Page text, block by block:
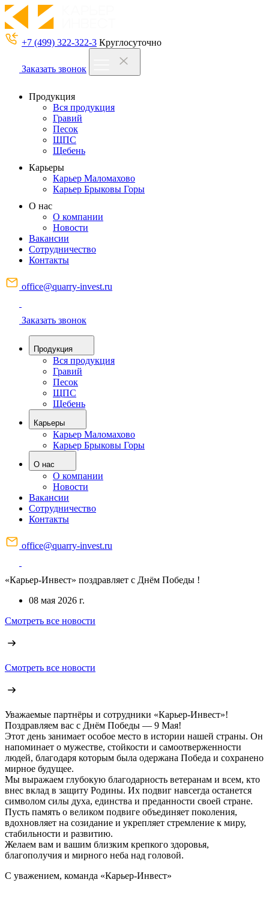
+7 (499) 322-322-3 Круглосуточно
Заказать звонок
Продукция
Вся продукция
Гравий
Песок
ЩПС
Щебень
Карьеры
Карьер Маломахово
Карьер Брыковы Горы
О нас
О компании
Новости
Вакансии
Сотрудничество
Контакты
office@quarry-invest.ru
Заказать звонок
Продукция
Вся продукция
Гравий
Песок
ЩПС
Щебень
Карьеры
Карьер Маломахово
Карьер Брыковы Горы
О нас
О компании
Новости
Вакансии
Сотрудничество
Контакты
office@quarry-invest.ru
«Карьер-Инвест» поздравляет с Днём Победы !
08 мая 2026 г.
Смотреть все новости
Смотреть все новости
Уважаемые партнёры и сотрудники «Карьер-Инвест»!
Поздравляем вас с Днём Победы — 9 Мая!
Этот день занимает особое место в истории нашей страны. Он
напоминает о мужестве, стойкости и самоотверженности
людей, благодаря которым была одержана Победа и сохранено
мирное будущее.
Мы выражаем глубокую благодарность ветеранам и всем, кто
внес вклад в защиту Родины. Их подвиг навсегда останется
символом силы духа, единства и преданности своей стране.
Пусть память о великом подвиге объединяет поколения,
вдохновляет на созидание и укрепляет стремление к миру,
стабильности и развитию.
Желаем вам и вашим близким крепкого здоровья,
благополучия и мирного неба над головой.
С уважением, команда «Карьер-Инвест»